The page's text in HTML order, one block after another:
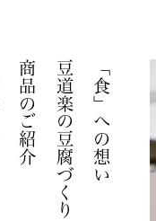
「食」への想い
豆道楽の豆腐づくり
商品のご紹介